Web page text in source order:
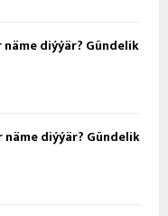
diýýär? Gündelik
diýýär? Gündelik